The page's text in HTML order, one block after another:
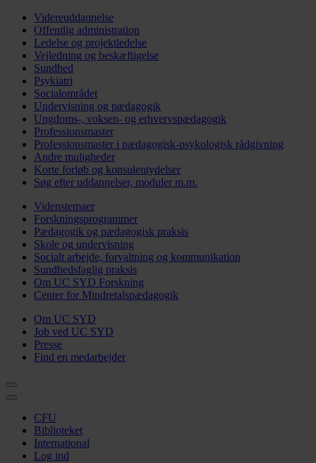
Videreuddannelse
Offentlig administration
Ledelse og projektledelse
Vejledning og beskæftigelse
Sundhed
Psykiatri
Socialområdet
Undervisning og pædagogik
Ungdoms-, voksen- og erhvervspædagogik
Professionsmaster
Professionsmaster i pædagogisk-psykologisk rådgivning
Andre muligheder
Korte forløb og konsulentydelser
Søg efter uddannelser, moduler m.m.
Videnstemaer
Forskningsprogrammer
Pædagogik og pædagogisk praksis
Skole og undervisning
Socialt arbejde, forvaltning og kommunikation
Sundhedsfaglig praksis
Om UC SYD Forskning
Center for Mindretalspædagogik
Om UC SYD
Job ved UC SYD
Presse
Find en medarbejder
CFU
Biblioteket
International
Log ind